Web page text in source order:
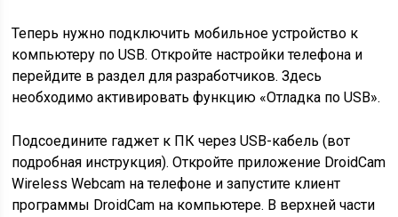
Теперь нужно подключить мобильное устройство к
компьютеру по USB. Откройте настройки телефона и
перейдите в раздел для разработчиков. Здесь
необходимо активировать функцию «Отладка по USB».
Подсоедините гаджет к ПК через USB-кабель (вот
подробная инструкция). Откройте приложение DroidCam
Wireless Webcam на телефоне и запустите клиент
программы DroidCam на компьютере. В верхней части